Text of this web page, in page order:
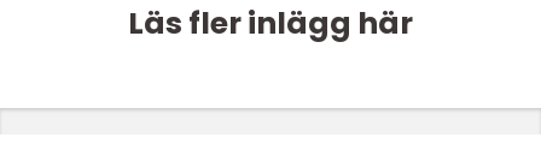
Läs fler inlägg här